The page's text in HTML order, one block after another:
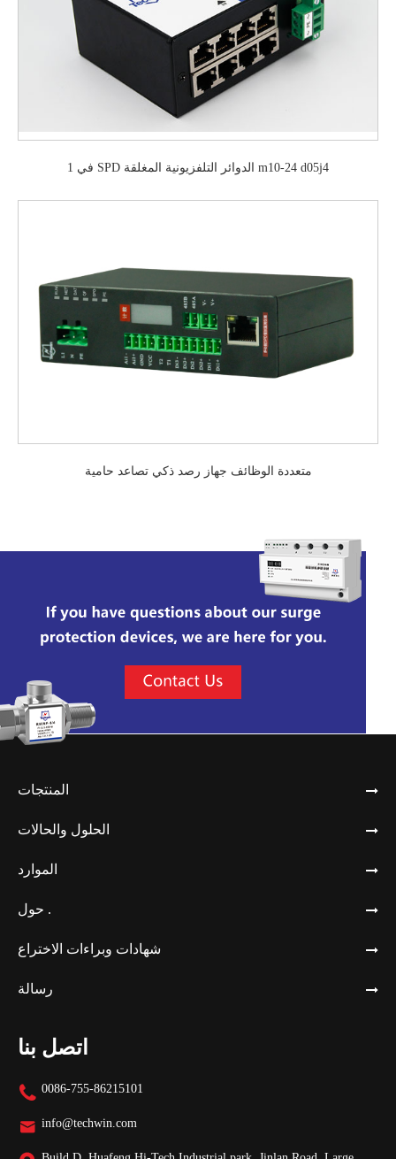
في 1 SPD الدوائر التلفزيونية المغلقة m10-24 d05j4
متعددة الوظائف جهاز رصد ذكي تصاعد حامية
المنتجات
الحلول والحالات
الموارد
حول .
شهادات وبراءات الاختراع
رسالة
اتصل بنا
 0086-755-86215101
 info@techwin.com